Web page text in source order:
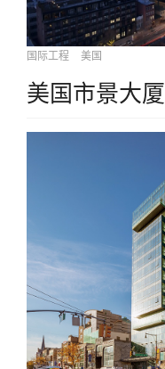
国际工程 美国
美国市景大厦